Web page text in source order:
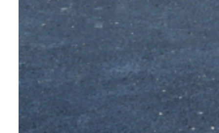
entretien. En effet, si vous y voyez de la
“rouille”, ce n’est pas l’inox mais les
différentes particules qui s’y sont
déposées qui s’oxydent. Dès lors, il
s’agira simplement d’enlever les traces,
avec un chiffon par exemple.
Les inconvénients du mobilier urbain en
inox
L’investissement de départ peut